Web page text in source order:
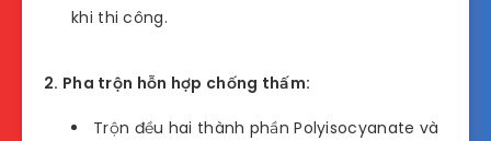
khi thi công.
2. Pha trộn hỗn hợp chống thấm:
Trộn đều hai thành phần Polyisocyanate và